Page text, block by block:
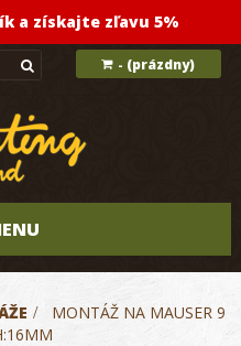
a získajte zľavu 5%
- (prázdny)
>
MONTÁŽ NA MAUSER 9